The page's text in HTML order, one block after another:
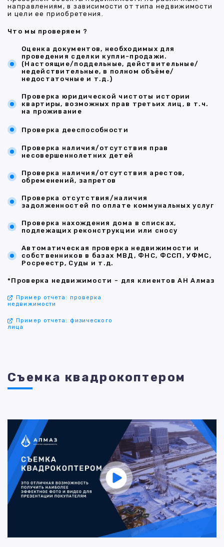
направлениям, в зависимости от типа недвижимости
и цели ее приобретения.
Что мы проверяем ?
Оценка документов, необходимых для
проведения сделки купли-продажи.
(Настоящие/поддельные, действительные/
недействительные, в полном объёме/
недостаточные и т.д.)
Проверка юридической чистоты истории
квартиры, возможных прав третьих лиц, в т.ч.
на проживание
Проверка дееспособности
Проверка наличия/отсутствия прав
несовершеннолетних детей
Проверка наличия/отсутствия арестов,
обременений, запретов
Проверка отсутствия/наличия
задолженностей по оплате коммунальных услуг
Проверка нахождения дома в списках,
подлежащих реконструкции или сносу
Автоматическая проверка недвижимости и
собственников в базах МВД, ФНС, ФССП, УФМС,
Росреестр, Суды и т.д.
*Проверка недвижимости - для клиентов АН Алмаз
Пример отчета: проверка
недвижимости
Пример отчета: физического
лица
Съемка квадрокоптером